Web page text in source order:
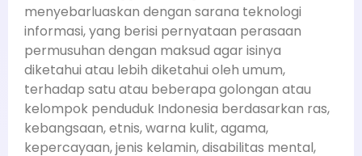
menyebarluaskan dengan sarana teknologi
informasi, yang berisi pernyataan perasaan
permusuhan dengan maksud agar isinya
diketahui atau lebih diketahui oleh umum,
terhadap satu atau beberapa golongan atau
kelompok penduduk Indonesia berdasarkan ras,
kebangsaan, etnis, warna kulit, agama,
kepercayaan, jenis kelamin, disabilitas mental,